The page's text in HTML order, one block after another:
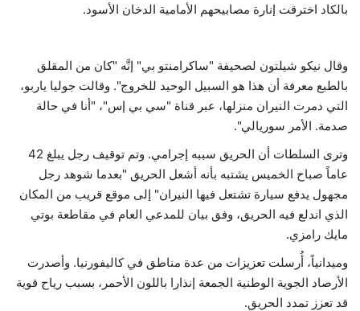
بالكاد اخترقت إنارة مصابيحهم الأمامية الدخان الأسود.
وقال نيكو شيلتون لصحيفة "ساكرامنتو بي" إنَّه "كان من المقلق
بالطبع معرفة أن هذا هو السبيل الوحيد للخروج". وقالت جوليا ياربو،
التي دمرت النيران منزلها، عبر قناة "سي بي إس"، "أنا في حالة
صدمة. الأمر سوريالي".
وترى السلطات أن الحريق سببه إجرامي. وتم توقيف رجل يبلغ 42
عاماً صباح الخميس يشتبه بأنه أشعل الحريق "بعدما شوهد رجل
مجهول يدفع سيارة تشتعل فيها النيران" إلى موقع قريب من المكان
الذي اندلع فيه الحريق، وفق بيان للمدعي العام في مقاطعة بوتي
مايك رامزي.
وميدانياً، أُرسلت تعزيزات من عدة مناطق في كاليفورنيا. وأصدرت
الأرصاد الجوية الوطنية الجمعة إنذارا باللون الأحمر، بسبب رياح قوية
قد تعزز تمدد الحريق.